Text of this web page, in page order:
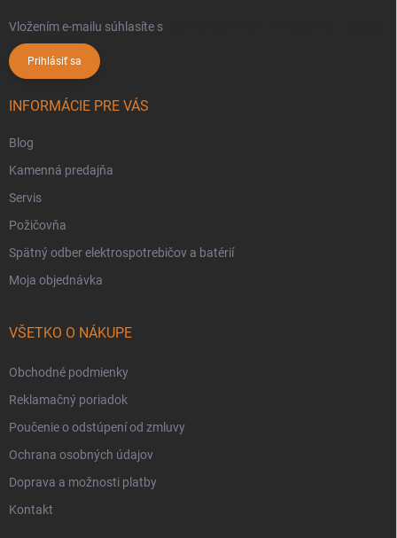
Vložením e-mailu súhlasíte s
Prihlásiť sa
INFORMÁCIE PRE VÁS
Blog
Kamenná predajňa
Servis
Požičovňa
Spätný odber elektrospotrebičov a batérií
Moja objednávka
VŠETKO O NÁKUPE
Obchodné podmienky
Reklamačný poriadok
Poučenie o odstúpení od zmluvy
Ochrana osobných údajov
Doprava a možnosti platby
Kontakt